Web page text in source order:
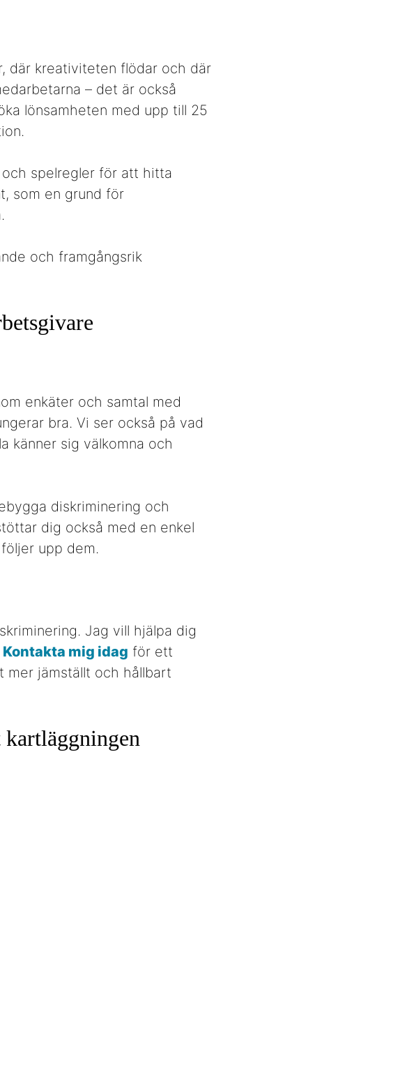
där kreativiteten flödar och där
– det är också
lönsamheten med upp till 25
spelregler för att hitta
som en grund för
och framgångsrik
enkäter och samtal med
bra. Vi ser också på vad
känner sig välkomna och
diskriminering och
dig också med en enkel
upp dem.
Jag vill hjälpa dig
Kontakta mig idag för ett
jämställt och hållbart